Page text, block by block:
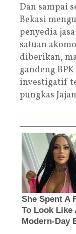
Dan sampai
Bekasi
penyedia
satuan
diberikan,
gandeng
investigatif
pungkas